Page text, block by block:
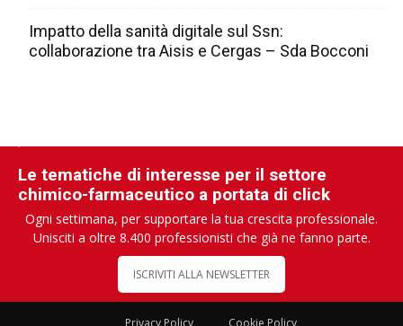
Impatto della sanità digitale sul Ssn:
collaborazione tra Aisis e Cergas – Sda Bocconi
Le tematiche di interesse per il settore
chimico-farmaceutico a portata di click
Ogni settimana, per supportare la tua crescita professionale.
Unisciti a oltre 8.400 professionisti che già ne fanno parte.
ISCRIVITI ALLA NEWSLETTER